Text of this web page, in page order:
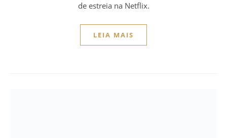
de estreia na Netflix.
LEIA MAIS